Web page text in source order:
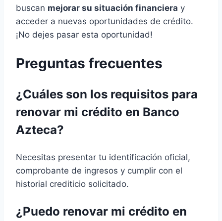
buscan mejorar su situación financiera y
acceder a nuevas oportunidades de crédito.
¡No dejes pasar esta oportunidad!
Preguntas frecuentes
¿Cuáles son los requisitos para
renovar mi crédito en Banco
Azteca?
Necesitas presentar tu identificación oficial,
comprobante de ingresos y cumplir con el
historial crediticio solicitado.
¿Puedo renovar mi crédito en